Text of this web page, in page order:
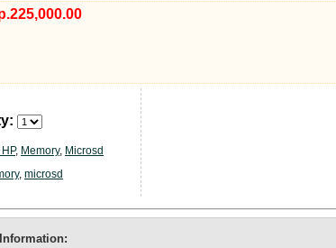
, Memory, Microsd
, microsd